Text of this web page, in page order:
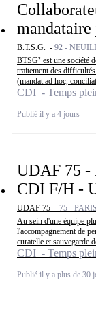
B.T.S.G. - 92 -
BTSG² est une société
traitement des
(mandat ad hoc,
CDI - Temps
Publié il y a 4 jours
UDAF 75 -
CDI F/H -
UDAF 75 - 75 -
Au sein d'une équipe
l'accompagnement de
curatelle et sauvegarde
CDI - Temps
Publié il y a plus de 30